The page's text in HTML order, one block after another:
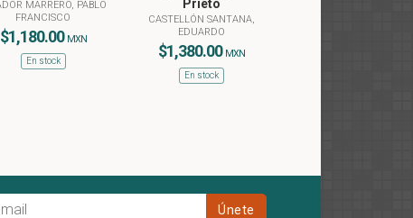
MARRERO, PABLO
FRANCISCO
$1,180.00 MXN
En stock
Prieto
CASTELLÓN SANTANA,
EDUARDO
$1,380.00 MXN
En stock